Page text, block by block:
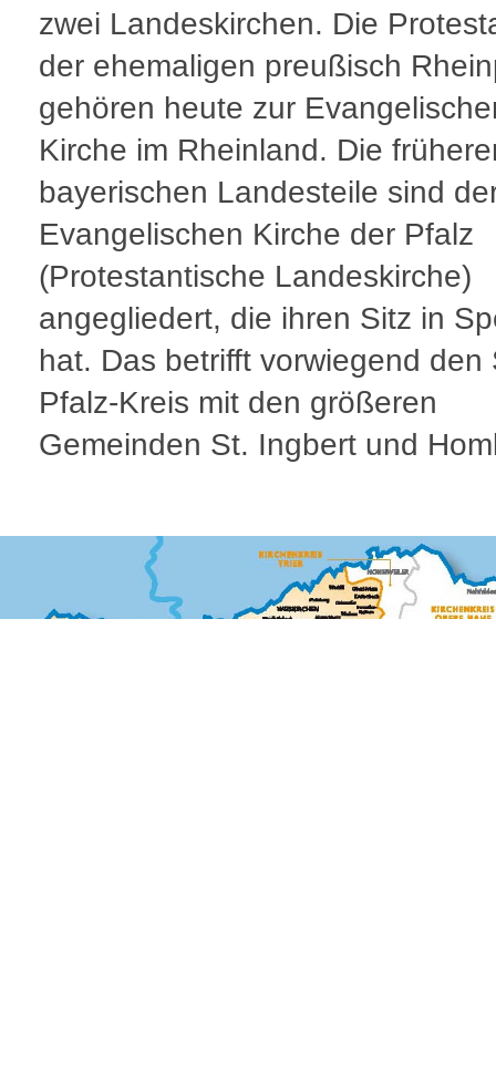
zwei Landeskirchen. Die
der ehemaligen preußisch
gehören heute zur
Kirche im Rheinland. Die
bayerischen Landesteile sind
Evangelischen Kirche der Pfalz
(Protestantische Landeskirche)
angegliedert, die ihren Sitz in
hat. Das betrifft vorwiegend den
Pfalz-Kreis mit den größeren
Gemeinden St. Ingbert und